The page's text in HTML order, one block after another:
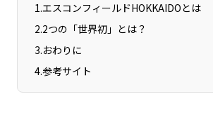
山口エリア
徳島エリア
香川エリア
高知エリア
佐賀エリア
熊本エリア
大分エリア
1.エスコンフィールドHOKKAIDOとは
2.2つの「世界初」とは？
3.おわりに
4.参考サイト